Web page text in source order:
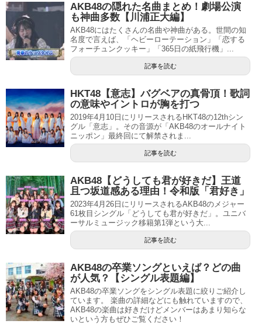
AKB48の隠れた名曲まとめ！劇場公演
も神曲多数【川浦正大編】
AKB48にはたくさんの名曲や神曲がある。世間の知
名度で言えば、「ヘビーローテーション」「恋する
フォーチュンクッキー」「365日の紙飛行機」...
記事を読む
HKT48【意志】バグベアの真骨頂！歌詞
の意味やイントロが胸を打つ
2019年4月10日にリリースされるHKT48の12thシン
グル「意志」。その音源が「AKB48のオールナイト
ニッポン」最終回にて解禁されま...
記事を読む
AKB48【どうしても君が好きだ】王道
且つ坂道感ある理由！令和版「君好き」
2023年4月26日にリリースされるAKB48のメジャー
61枚目シングル「どうしても君が好きだ」。ユニバ
ーサルミュージック移籍第1弾という大...
記事を読む
AKB48の卒業ソングといえば？どの曲
が人気？【シングル表題編】
AKB48の卒業ソングをシングル表題に絞りご紹介し
ています。 楽曲の詳細などにも触れていますので、
AKB48の楽曲は好きだけどメンバーはあまり知らな
いという方もぜひご覧ください！